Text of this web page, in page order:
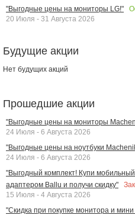
"Выгодные цены на мониторы LG!"
20 Июля - 31 Августа 2026
Будущие акции
Нет будущих акций
Прошедшие акции
"Выгодные цены на мониторы
24 Июля - 6 Августа 2026
"Выгодные цены на ноутбуки
24 Июля - 6 Августа 2026
"Выгодный комплект! Купи
адаптером Ballu и получи скидку"
15 Июля - 4 Августа 2026
"Скидка при покупке монитора и